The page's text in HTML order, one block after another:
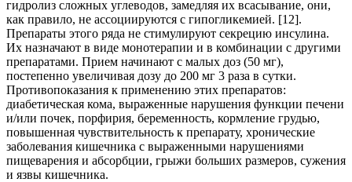
гидролиз сложных углеводов, замедляя их всасывание, они,
как правило, не ассоциируются с гипогликемией. [12].
Препараты этого ряда не стимулируют секрецию инсулина.
Их назначают в виде монотерапии и в комбинации с другими
препаратами. Прием начинают с малых доз (50 мг),
постепенно увеличивая дозу до 200 мг 3 раза в сутки.
Противопоказания к применению этих препаратов:
диабетическая кома, выраженные нарушения функции печени
и/или почек, порфирия, беременность, кормление грудью,
повышенная чувствительность к препарату, хронические
заболевания кишечника с выраженными нарушениями
пищеварения и абсорбции, грыжи больших размеров, сужения
и язвы кишечника.